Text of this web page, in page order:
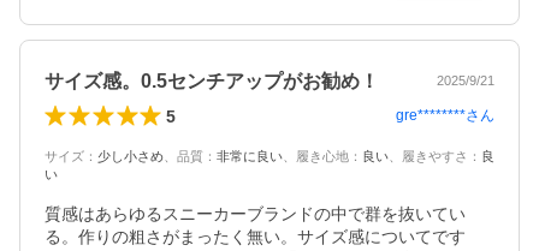
サイズ感。0.5センチアップがお勧め！ 2025/9/21
5 gre********さん
サイズ ： 少し小さめ 品質 ： 非常に良い 履き心地 ： 良い 履きやすさ ： 良
い
質感はあらゆるスニーカーブランドの中で群を抜いてい
る。作りの粗さがまったく無い。サイズ感についてです